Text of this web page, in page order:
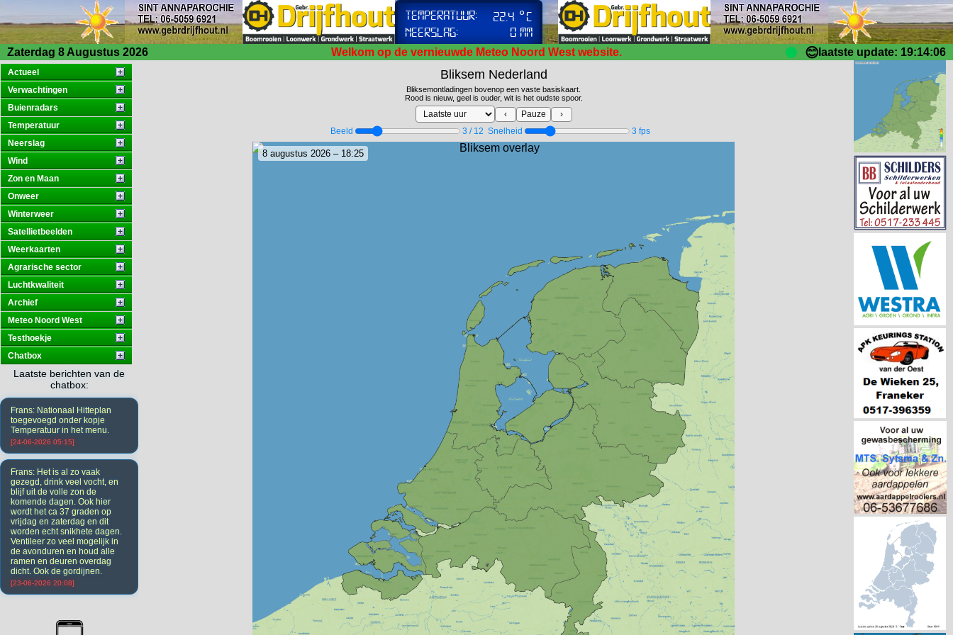
Zaterdag 8 Augustus 2026 Welkom op de vernieuwde Meteo Noord West website. 😊 laatste update: 19:14:06
Actueel
Verwachtingen
Buienradars
Temperatuur
Neerslag
Wind
Zon en Maan
Onweer
Winterweer
Satellietbeelden
Weerkaarten
Agrarische sector
Luchtkwaliteit
Archief
Meteo Noord West
Testhoekje
Chatbox
Laatste berichten van de
chatbox:
Frans: Nationaal Hitteplan
toegevoegd onder kopje
Temperatuur in het menu.
[24-06-2026 05:15]
Frans: Het is al zo vaak
gezegd, drink veel vocht, en
blijf uit de volle zon de
komende dagen. Ook hier
wordt het ca 37 graden op
vrijdag en zaterdag en dit
worden echt snikhete dagen.
Ventileer zo veel mogelijk in
de avonduren en houd alle
ramen en deuren overdag
dicht. Ook de gordijnen.
[23-06-2026 20:08]
Bliksem Nederland
Bliksemontladingen bovenop een vaste basiskaart.
Rood is nieuw, geel is ouder, wit is het oudste spoor.
‹ Pauze
›
Beeld
4 / 12 Snelheid 3 fps
8 augustus 2026 – 18:30